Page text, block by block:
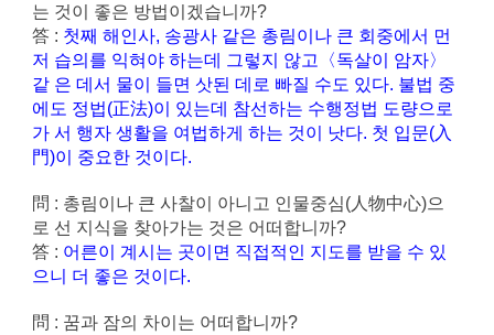
는 것이 좋은 방법이겠습니까?
答 : 첫째 해인사, 송광사 같은 총림이나 큰 회중에서 먼
저 습의를 익혀야 하는데 그렇지 않고〈독살이 암자〉
같 은 데서 물이 들면 삿된 데로 빠질 수도 있다. 불법 중
에도 정법(正法)이 있는데 참선하는 수행정법 도량으로
가 서 행자 생활을 여법하게 하는 것이 낫다. 첫 입문(入
門)이 중요한 것이다.
問 : 총림이나 큰 사찰이 아니고 인물중심(人物中心)으
로 선 지식을 찾아가는 것은 어떠합니까?
答 : 어른이 계시는 곳이면 직접적인 지도를 받을 수 있
으니 더 좋은 것이다.
問 : 꿈과 잠의 차이는 어떠합니까?